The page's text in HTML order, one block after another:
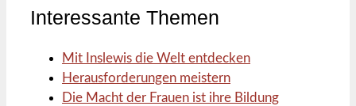
Interessante Themen
Mit Inslewis die Welt entdecken
Herausforderungen meistern
Die Macht der Frauen ist ihre Bildung